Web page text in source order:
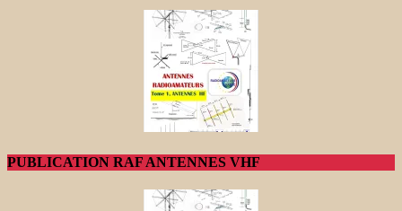
PUBLICATION RAF ANTENNES VHF